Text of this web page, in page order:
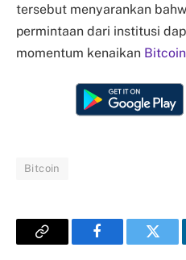
tersebut menyarankan
permintaan dari institusi
momentum kenaikan Bitcoin
Bitcoin
Copy
Facebook